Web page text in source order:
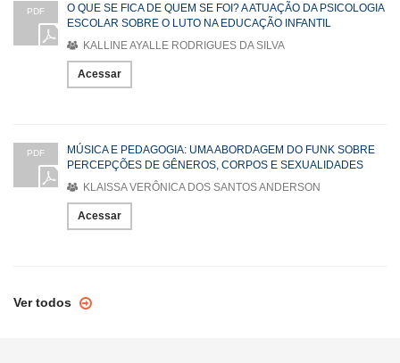
PDF
O QUE SE FICA DE QUEM SE FOI? A ATUAÇÃO DA PSICOLOGIA
ESCOLAR SOBRE O LUTO NA EDUCAÇÃO INFANTIL
KALLINE AYALLE RODRIGUES DA SILVA
Acessar
PDF
MÚSICA E PEDAGOGIA: UMA ABORDAGEM DO FUNK SOBRE
PERCEPÇÕES DE GÊNEROS, CORPOS E SEXUALIDADES
KLAISSA VERÔNICA DOS SANTOS ANDERSON
Acessar
Ver todos